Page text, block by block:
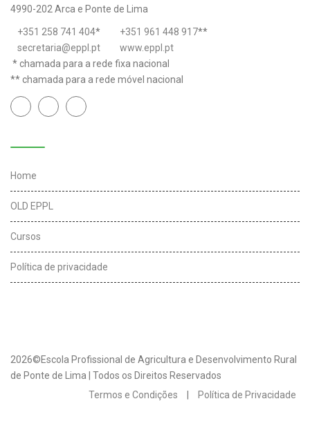
4990-202 Arca e Ponte de Lima
+351 258 741 404* +351 961 448 917**
secretaria@eppl.pt
www.eppl.pt
* chamada para a rede fixa nacional
** chamada para a rede móvel nacional
Home
OLD EPPL
Cursos
Política de privacidade
2026©Escola Profissional de Agricultura e Desenvolvimento Rural
de Ponte de Lima | Todos os Direitos Reservados
Termos e Condições
Política de Privacidade